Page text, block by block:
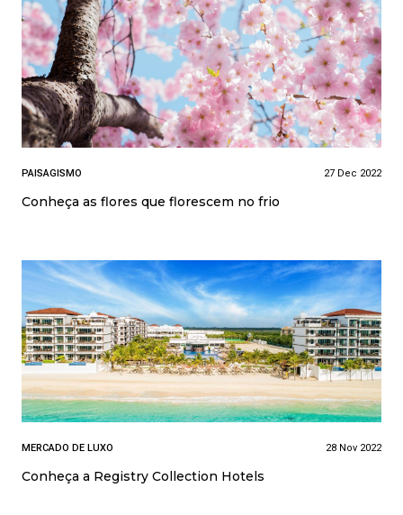
PAISAGISMO 27 Dec 2022
Conheça as flores que florescem no frio
MERCADO DE LUXO 28 Nov 2022
Conheça a Registry Collection Hotels